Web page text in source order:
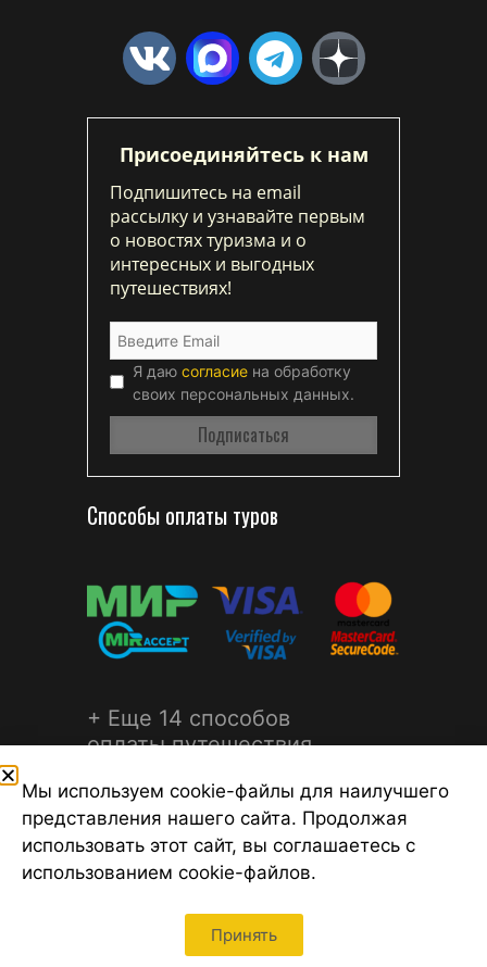
Присоединяйтесь к нам
Подпишитесь на email
рассылку и узнавайте первым
о новостях туризма и о
интересных и выгодных
путешествиях!
Я даю согласие на обработку
своих персональных данных.
Способы оплаты туров
+ Еще 14 способов
оплаты путешествия
©2026 Турагентство Турсфера - Поиск туров от надежных
Мы используем cookie-файлы для наилучшего
представления нашего сайта. Продолжая
использовать этот сайт, вы соглашаетесь с
использованием cookie-файлов.
Принять